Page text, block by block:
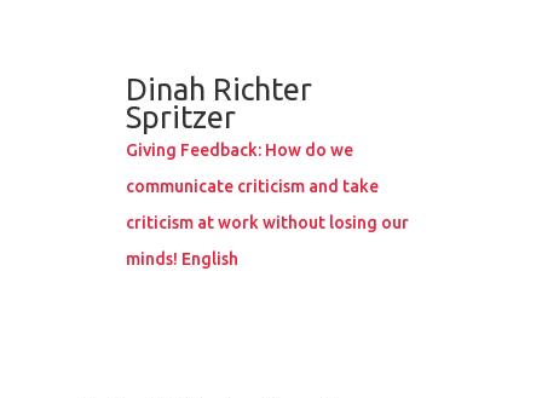
Dinah Richter
Spritzer
Giving Feedback: How do we
communicate criticism and take
criticism at work without losing our
minds! English
Partneři